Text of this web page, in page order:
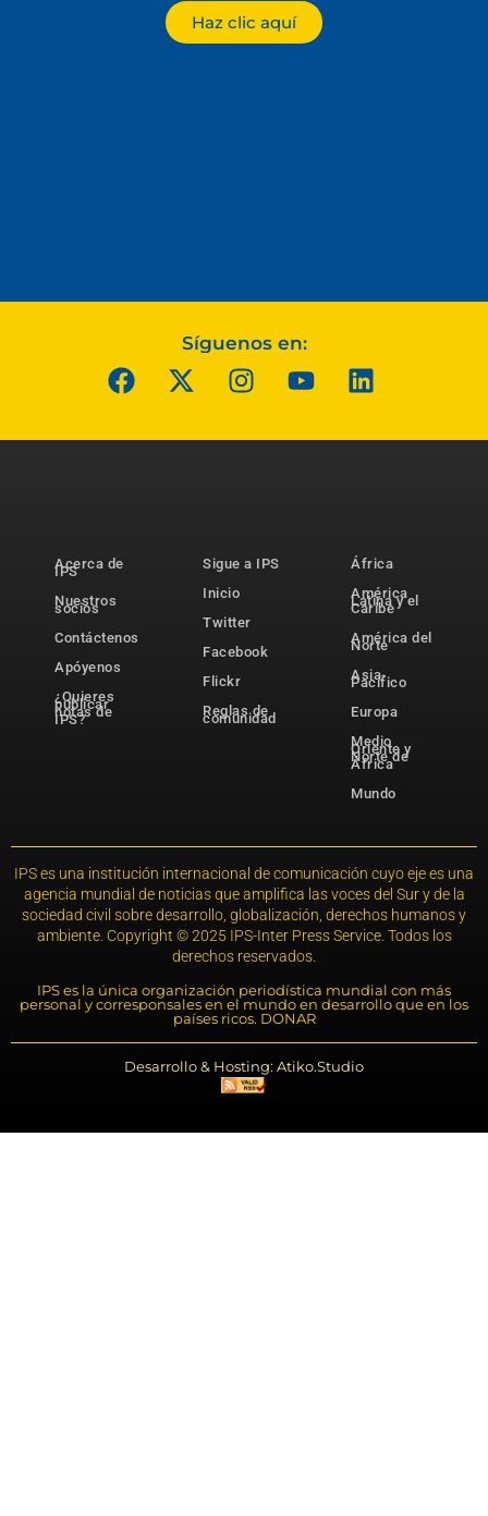
Haz clic aquí
Síguenos en:
Acerca de
IPS
Nuestros
socios
Contáctenos
Apóyenos
¿Quieres
publicar
notas de
IPS?
Sigue a IPS
Inicio
Twitter
Facebook
Flickr
Reglas de
comunidad
África
América
Latina y el
Caribe
América del
Norte
Asia-
Pacífico
Europa
Medio
Oriente y
Norte de
África
Mundo
IPS es una institución internacional de comunicación cuyo eje es una
agencia mundial de noticias que amplifica las voces del Sur y de la
sociedad civil sobre desarrollo, globalización, derechos humanos y
ambiente. Copyright © 2025 IPS-Inter Press Service. Todos los
derechos reservados.
IPS es la única organización periodística mundial con más
personal y corresponsales en el mundo en desarrollo que en los
países ricos. DONAR
Desarrollo & Hosting: Atiko.Studio